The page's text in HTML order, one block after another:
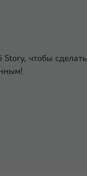
Story, чтобы сделать